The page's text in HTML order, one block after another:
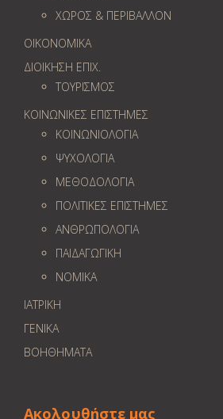
ΧΩΡΟΣ & ΠΕΡΙΒΑΛΛΟΝ
ΟΙΚΟΝΟΜΙΚΑ
ΔΙΟΙΚΗΣΗ ΕΠΙΧ.
ΤΟΥΡΙΣΜΟΣ
ΚΟΙΝΩΝΙΚΕΣ ΕΠΙΣΤΗΜΕΣ
ΚΟΙΝΩΝΙΟΛΟΓΙΑ
ΨΥΧΟΛΟΓΙΑ
ΜΕΘΟΔΟΛΟΓΙΑ
ΠΟΛΙΤΙΚΕΣ ΕΠΙΣΤΗΜΕΣ
ΑΝΘΡΩΠΟΛΟΓΙΑ
ΠΑΙΔΑΓΩΓΙΚΗ
ΝΟΜΙΚΑ
ΙΑΤΡΙΚΗ
ΓΕΝΙΚΑ
ΒΟΗΘΗΜΑΤΑ
Ακολουθήστε μας